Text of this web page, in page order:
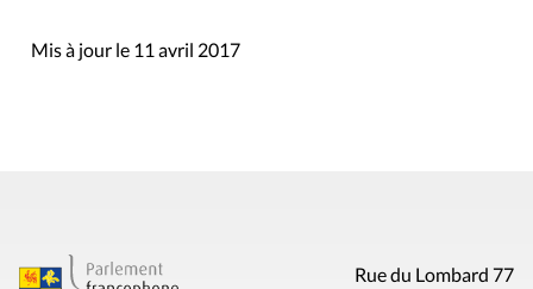
Mis à jour le 11 avril 2017
Rue du Lombard 77